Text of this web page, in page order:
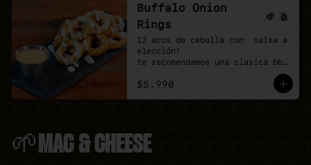
Buffalo Onion
Rings
12 aros de cebolla con  salsa a
elección!
te recomendamos una clasica bbq
y agregar una buffalo picante!
$5.990
🌱MAC & CHEESE